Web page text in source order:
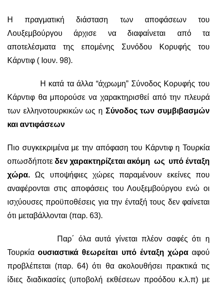
Η πραγματική διάσταση των αποφάσεων του
Λουξεμβούργου άρχισε να διαφαίνεται από τα
αποτελέσματα της επομένης Συνόδου Κορυφής του
Κάρντιφ ( Ιουν. 98).
Η κατά τα άλλα “άχρωμη” Σύνοδος Κορυφής του
Κάρντιφ θα μπορούσε να χαρακτηρισθεί από την πλευρά
των ελληνοτουρκικών ως η Σύνοδος των συμβιβασμών
και αντιφάσεων
Πιο συγκεκριμένα με την απόφαση του Κάρντιφ η Τουρκία
οπωσδήποτε δεν χαρακτηρίζεται ακόμη ως υπό ένταξη
χώρα. Ως υποψήφιες χώρες παραμένουν εκείνες που
αναφέρονται στις αποφάσεις του Λουξεμβούργου ενώ οι
ισχύουσες προϋποθέσεις για την ένταξή τους δεν φαίνεται
ότι μεταβάλλονται (παρ. 63).
Παρ΄ όλα αυτά γίνεται πλέον σαφές ότι η
Τουρκίαουσιαστικά θεωρείται υπό ένταξη χώρααφού
προβλέπεται (παρ. 64) ότι θα ακολουθήσει πρακτικά τις
ίδιες διαδικασίες (υποβολή εκθέσεων προόδου κ.λ.π) με